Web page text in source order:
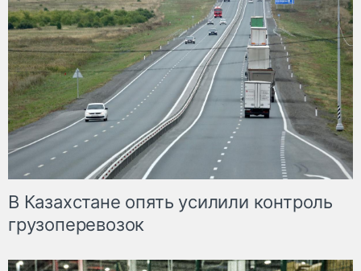
В Казахстане опять усилили контроль
грузоперевозок